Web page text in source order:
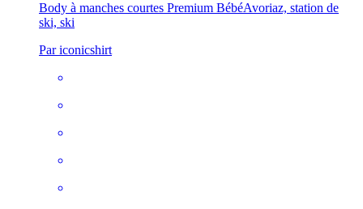
Body à manches courtes Premium BébéAvoriaz, station de
ski, ski
Par iconicshirt